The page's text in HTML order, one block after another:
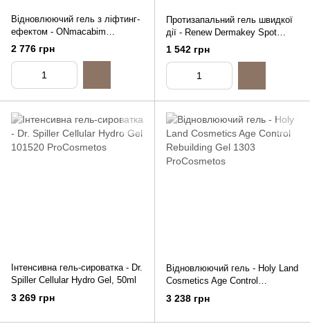
Відновлюючий гель з ліфтинг-
ефектом - ONmacabim
Neutrazen Recover Gel
2 776 грн
Протизапальний гель швидкої
дії - Renew Dermakey Spot
Local Gel, 15ml
1 542 грн
Інтенсивна гель-сироватка - Dr.
Spiller Cellular Hydro Gel, 50ml
3 269 грн
Відновлюючий гель - Holy Land
Cosmetics Age Control
Rebuilding Gel
3 238 грн